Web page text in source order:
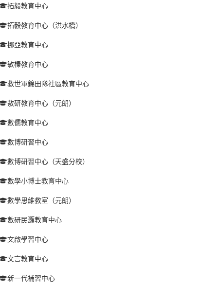
拓毅教育中心
拓毅教育中心（洪水橋）
挪亞教育中心
敏榛教育中心
救世軍錦田隊社區教育中心
敖研教育中心（元朗）
數儒教育中心
數博研習中心
數博研習中心（天盛分校）
數學小博士教育中心
數學思維教室（元朗）
數研民灝教育中心
文啟學習中心
文言教育中心
新一代補習中心